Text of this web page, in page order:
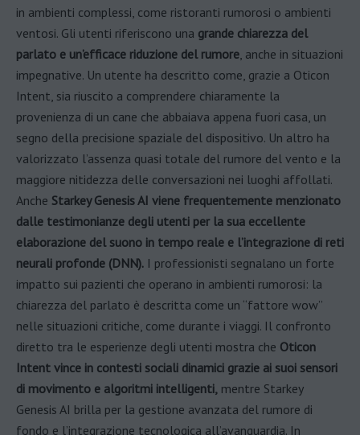
in ambienti complessi, come ristoranti rumorosi o ambienti
ventosi. Gli utenti riferiscono una grande chiarezza del
parlato e un’efficace riduzione del rumore , anche in situazioni
impegnative. Un utente ha descritto come, grazie a Oticon
Intent, sia riuscito a comprendere chiaramente la
provenienza di un cane che abbaiava appena fuori casa, un
segno della precisione spaziale del dispositivo. Un altro ha
valorizzato l’assenza quasi totale del rumore del vento e la
maggiore nitidezza delle conversazioni nei luoghi affollati.
Anche Starkey Genesis AI viene frequentemente menzionato
dalle testimonianze degli utenti per la sua eccellente
elaborazione del suono in tempo reale e l’integrazione di reti
neurali profonde (DNN). I professionisti segnalano un forte
impatto sui pazienti che operano in ambienti rumorosi: la
chiarezza del parlato è descritta come un “fattore wow”
nelle situazioni critiche, come durante i viaggi. Il confronto
diretto tra le esperienze degli utenti mostra che Oticon
Intent vince in contesti sociali dinamici grazie ai suoi sensori
di movimento e algoritmi intelligenti, mentre Starkey
Genesis AI brilla per la gestione avanzata del rumore di
fondo e l’integrazione tecnologica all’avanguardia. In